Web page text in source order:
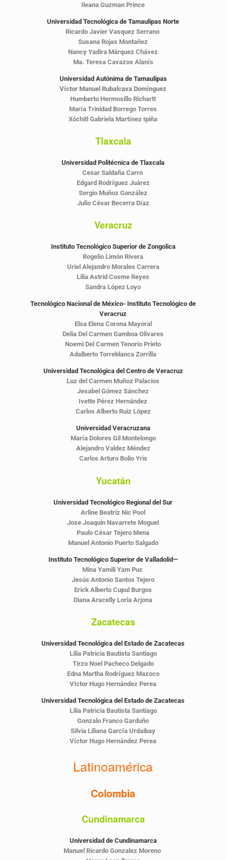
Ileana Guzman Prince
Universidad Tecnológica de Tamaulipas Norte
Ricardo Javier Vasquez Serrano
Susana Rojas Montañez
Nancy Yadira Márquez Chávez
Ma. Teresa Cavazos Alanís
Universidad Autónima de Tamaulipas
Víctor Manuel Rubalcava Domínguez
Humberto Hermosillo Richartt
María Trinidad Borrego Torres
Xóchitl Gabriela Martínez Ipiña
Tlaxcala
Universidad Politécnica de Tlaxcala
Cesar Saldaña Carro
Edgard Rodríguez Juárez
Sergio Muñoz González
Julio César Becerra Díaz
Veracruz
Instituto Tecnológico Superior de Zongolica
Rogelio Limón Rivera
Uriel Alejandro Morales Carrera
Lilia Astrid Cosme Reyes
Sandra López Loyo
Tecnológico Nacional de México- Instituto Tecnológico de
Veracruz
Elsa Elena Corona Mayoral
Delia Del Carmen Gamboa Olivares
Noemi Del Carmen Tenorio Prieto
Adalberto Torreblanca Zorrilla
Universidad Tecnológica del Centro de Veracruz
Luz del Carmen Muñoz Palacios
Jesabel Gómez Sánchez
Ivette Pérez Hernández
Carlos Alberto Ruiz López
Universidad Veracruzana
María Dolores Gil Montelongo
Alejandro Valdez Méndez
Carlos Arturo Bolio Yris
Yucatán
Universidad Tecnológico Regional del Sur
Arline Beatriz Nic Pool
Jose Joaquin Navarrete Moguel
Paulo César Tejero Mena
Manuel Antonio Puerto Salgado
Instituto Tecnológico Superior de Valladolid—
Mina Yamili Yam Puc
Jesús Antonio Santos Tejero
Erick Alberto Cupul Burgos
Diana Aracelly Loria Arjona
Zacatecas
Universidad Tecnológica del Estado de Zacatecas
Lilia Patricia Bautista Santiago
Tirzo Noel Pacheco Delgado
Edna Martha Rodríguez Mazoco
VIctor Hugo Hernández Perea
Universidad Tecnológica del Estado de Zacatecas
Lilia Patricia Bautista Santiago
Gonzalo Franco Garduño
Silvia Liliana García Urdaibay
Víctor Hugo Hernández Perea
Latinoamérica
Colombia
Cundinamarca
Universidad de Cundinamarca
Manuel Ricardo Gonzalez Moreno